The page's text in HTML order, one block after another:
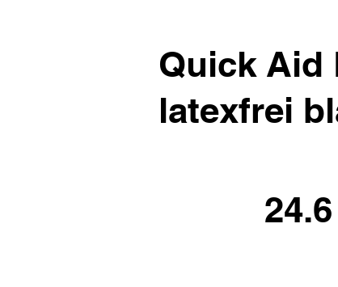
Quick Aid
latexfrei
24.6